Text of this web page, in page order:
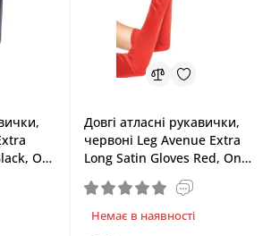
One
Довгі атласні рукавички,
червоні Leg Avenue Extra
Long Satin Gloves Red, One
Немає в наявності